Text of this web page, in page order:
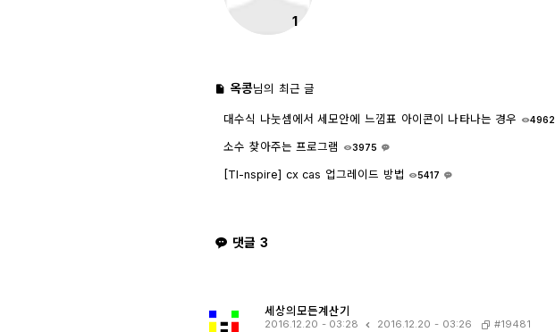
1
옥콩님의 최근 글
대수식 나눗셈에서 세모안에 느낌표 아이콘이 나타나는 경우
4962
소수 찾아주는 프로그램
3975
[TI-nspire] cx cas 업그레이드 방법
5417
댓글 3
세상의모든계산기
2016.12.20 - 03:28 2016.12.20 - 03:26 #19481